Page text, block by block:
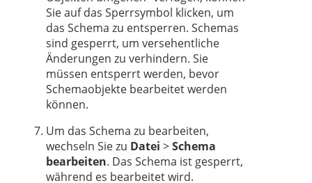
Sie auf das Sperrsymbol klicken, um
das Schema zu entsperren. Schemas
sind gesperrt, um versehentliche
Änderungen zu verhindern. Sie
müssen entsperrt werden, bevor
Schemaobjekte bearbeitet werden
können.
Um das Schema zu bearbeiten,
wechseln Sie zu Datei >Schema
bearbeiten. Das Schema ist gesperrt,
während es bearbeitet wird.